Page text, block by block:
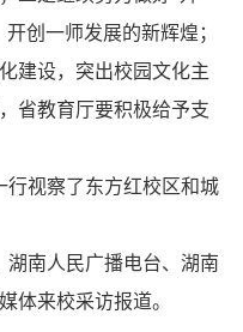
创一师发展的新辉煌；
建设，突出校园文化主
省教育厅要积极给予支
视察了东方红校区和城
南人民广播电台、湖南
体来校采访报道。